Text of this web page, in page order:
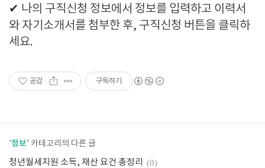
✔ 나의 구직신청 정보에서 정보를 입력하고 이력서
와 자기소개서를 첨부한 후, 구직신청 버튼을 클릭하
세요.
공감 구독하기
'정보' 카테고리의 다른 글
청년월세지원 소득, 재산 요건 총정리 (0)